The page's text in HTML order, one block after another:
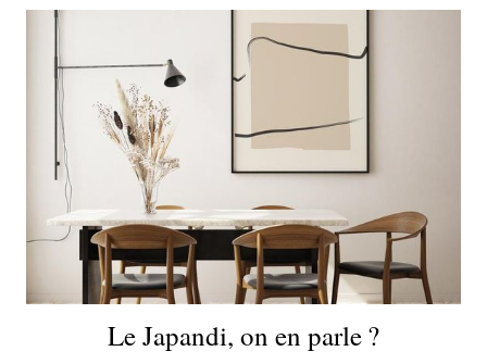
Le Japandi, on en parle ?